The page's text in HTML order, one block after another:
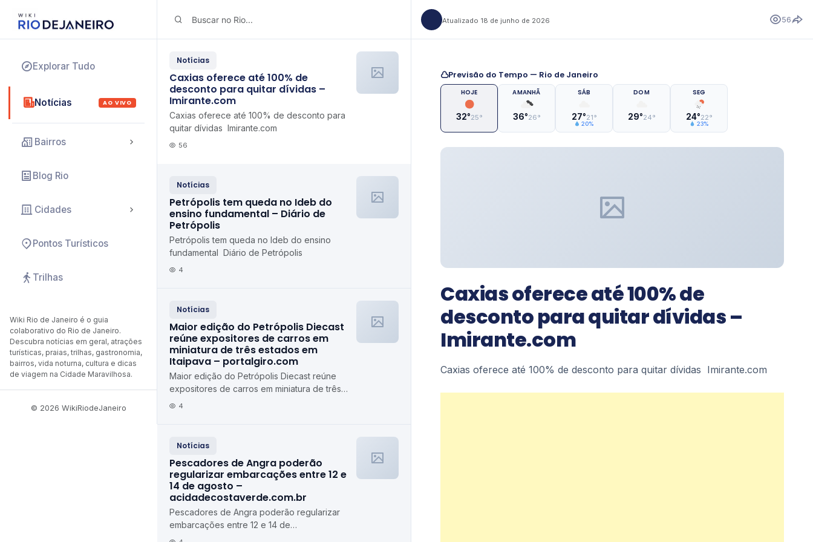
Explorar Tudo
Notícias AO VIVO
Bairros
Blog Rio
Cidades
Pontos Turísticos
Trilhas
Wiki Rio de Janeiro é o guia
colaborativo do Rio de Janeiro.
Descubra notícias em geral, atrações
turísticas, praias, trilhas, gastronomia,
bairros, vida noturna, cultura e dicas
de viagem na Cidade Maravilhosa.
© 2026 WikiRiodeJaneiro
Notícias
Caxias oferece até 100% de
desconto para quitar dívidas –
Imirante.com
Caxias oferece até 100% de desconto para
quitar dívidas Imirante.com
56
Notícias
Petrópolis tem queda no Ideb do
ensino fundamental – Diário de
Petrópolis
Petrópolis tem queda no Ideb do ensino
fundamental Diário de Petrópolis
4
Notícias
Maior edição do Petrópolis Diecast
reúne expositores de carros em
miniatura de três estados em
Itaipava – portalgiro.com
Maior edição do Petrópolis Diecast reúne
expositores de carros em miniatura de três
estados em Itaipava portalgiro.com
4
Notícias
Pescadores de Angra poderão
regularizar embarcações entre 12 e
14 de agosto –
acidadecostaverde.com.br
Pescadores de Angra poderão regularizar
embarcações entre 12 e 14 de
agosto acidadecostaverde.com.br
Atualizado 18 de junho de 2026 56
Previsão do Tempo — Rio de Janeiro
HOJE
32°25°
AMANHÃ
36°26°
SÁB
27°21°
20%
DOM
29°24°
SEG
24°22°
23%
Caxias oferece até 100% de
desconto para quitar dívidas –
Imirante.com
Caxias oferece até 100% de desconto para quitar dívidas Imirante.com